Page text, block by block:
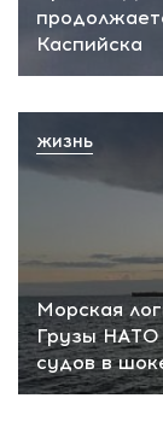
Каспийска
Морская
Грузы НАТО
судов в
ЖИЗНЬ